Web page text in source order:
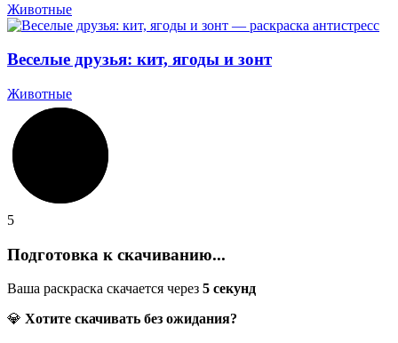
Животные
Веселые друзья: кит, ягоды и зонт
Животные
5
Подготовка к скачиванию...
Ваша раскраска скачается через 5 секунд
💎 Хотите скачивать без ожидания?